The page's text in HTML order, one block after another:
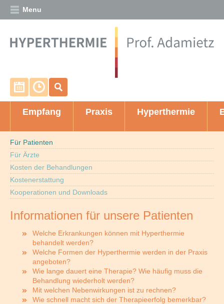
Menu
Termin vereinbaren
Unsere Sprechzeiten
Empfang Praxis Hyperthermie
Für Patienten
Für Ärzte
Kosten der Behandlungen
Kostenerstattung
Kooperationen und Downloads
Informationen für unsere Patienten
Welche Erkrankungen können mit Hyperthermie
behandelt werden?
Welche Formen der Hyperthermie werden in der Praxis
angeboten?
Wie lange dauert eine Therapie? Wie häufig muss die
Behandlung wiederholt werden?
Mit welchen Nebenwirkungen ist zu rechnen?
Wie schnell macht sich der Therapieerfolg bemerkbar?